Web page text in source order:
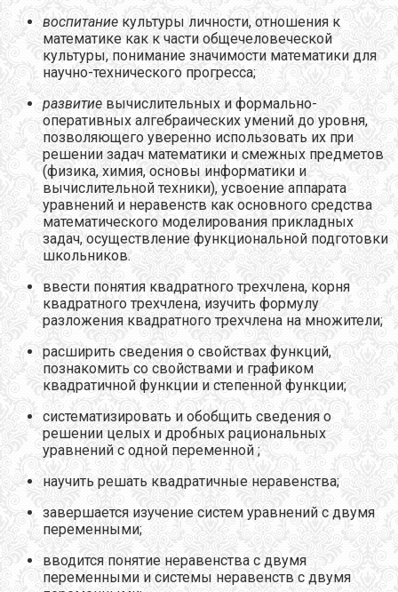
воспитание культуры личности, отношения к
математике как к части общечеловеческой
культуры, понимание значимости математики для
научно-технического прогресса;
развитие вычислительных и формально-
оперативных алгебраических умений до уровня,
позволяющего уверенно использовать их при
решении задач математики и смежных предметов
(физика, химия, основы информатики и
вычислительной техники), усвоение аппарата
уравнений и неравенств как основного средства
математического моделирования прикладных
задач, осуществление функциональной подготовки
школьников.
ввести понятия квадратного трехчлена, корня
квадратного трехчлена, изучить формулу
разложения квадратного трехчлена на множители;
расширить сведения о свойствах функций,
познакомить со свойствами и графиком
квадратичной функции и степенной функции;
систематизировать и обобщить сведения о
решении целых и дробных рациональных
уравнений с одной переменной ;
научить решать квадратичные неравенства;
завершается изучение систем уравнений с двумя
переменными;
вводится понятие неравенства с двумя
переменными и системы неравенств с двумя